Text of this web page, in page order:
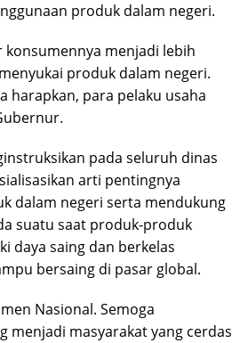
produk dalam negeri.
konsumennya menjadi lebih
produk dalam negeri.
harapkan, para pelaku usaha
pada seluruh dinas
arti pentingnya
dalam negeri serta mendukung
suatu saat produk-produk
daya saing dan berkelas
bersaing di pasar global.
Nasional. Semoga
menjadi masyarakat yang cerdas